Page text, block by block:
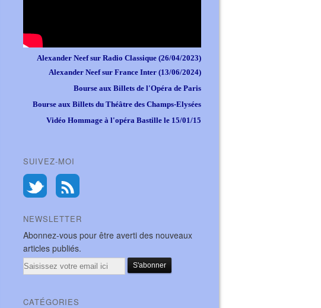
Alexander Neef sur Radio Classique (26/04/2023)
Alexander Neef sur France Inter (13/06/2024)
Bourse aux Billets de l'Opéra de Paris
Bourse aux Billets du Théâtre des Champs-Elysées
Vidéo Hommage à l'opéra Bastille le 15/01/15
SUIVEZ-MOI
NEWSLETTER
Abonnez-vous pour être averti des nouveaux
articles publiés.
Email
CATÉGORIES